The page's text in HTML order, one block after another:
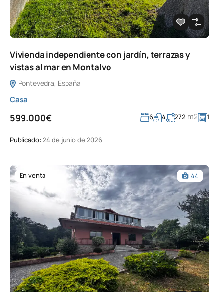
Vivienda independiente con jardín, terrazas y
vistas al mar en Montalvo
Pontevedra, España
Casa
599.000€ 6 4 272 m2 1
Publicado: 24 de junio de 2026
En venta 44